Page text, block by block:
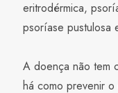
eritrodérmica,
psoríase pustulosa
A doença não tem
há como prevenir